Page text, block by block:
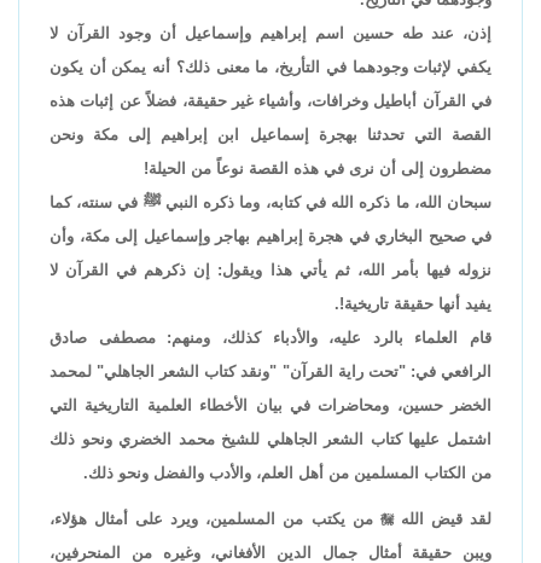
إذن، عند طه حسين اسم إبراهيم وإسماعيل أن وجود القرآن لا
يكفي لإثبات وجودهما في التأريخ، ما معنى ذلك؟ أنه يمكن أن يكون
في القرآن أباطيل وخرافات، وأشياء غير حقيقة، فضلاً عن إثبات هذه
القصة التي تحدثنا بهجرة إسماعيل ابن إبراهيم إلى مكة ونحن
مضطرون إلى أن نرى في هذه القصة نوعاً من الحيلة!
سبحان الله، ما ذكره الله في كتابه، وما ذكره النبي ﷺ في سنته، كما
في صحيح البخاري في هجرة إبراهيم بهاجر وإسماعيل إلى مكة، وأن
نزوله فيها بأمر الله، ثم يأتي هذا ويقول: إن ذكرهم في القرآن لا
يفيد أنها حقيقة تاريخية!.
قام العلماء بالرد عليه، والأدباء كذلك، ومنهم: مصطفى صادق
الرافعي في: "تحت راية القرآن" "ونقد كتاب الشعر الجاهلي" لمحمد
الخضر حسين، ومحاضرات في بيان الأخطاء العلمية التاريخية التي
اشتمل عليها كتاب الشعر الجاهلي للشيخ محمد الخضري ونحو ذلك
من الكتاب المسلمين من أهل العلم، والأدب والفضل ونحو ذلك.
لقد قيض الله من يكتب من المسلمين، ويرد على أمثال هؤلاء،
ويبن حقيقة أمثال جمال الدين الأفغاني، وغيره من المنحرفين،